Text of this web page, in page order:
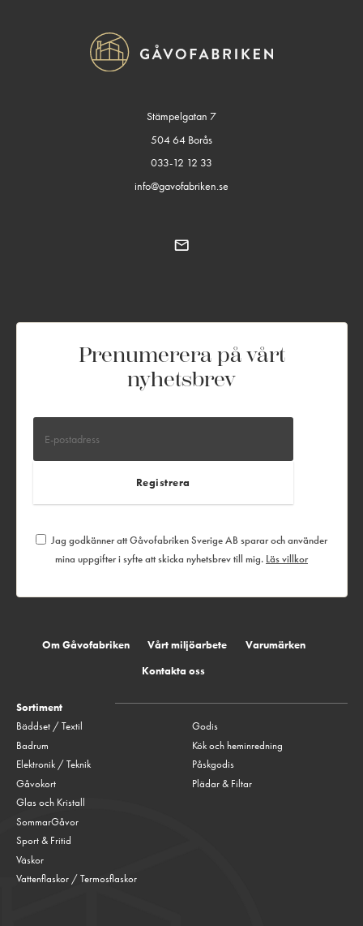
Stämpelgatan 7
504 64 Borås
033-12 12 33
info@gavofabriken.se
Prenumerera på vårt
nyhetsbrev
Jag godkänner att Gåvofabriken Sverige AB sparar och använder
mina uppgifter i syfte att skicka nyhetsbrev till mig. Läs villkor
Om Gåvofabriken Vårt miljöarbete
Varumärken
Kontakta oss
Sortiment
Bäddset / Textil
Badrum
Elektronik / Teknik
Gåvokort
Glas och Kristall
Godis
Kök och heminredning
Påskgodis
Plädar & Filtar
SommarGåvor
Sport & Fritid
Väskor
Vattenflaskor / Termosflaskor